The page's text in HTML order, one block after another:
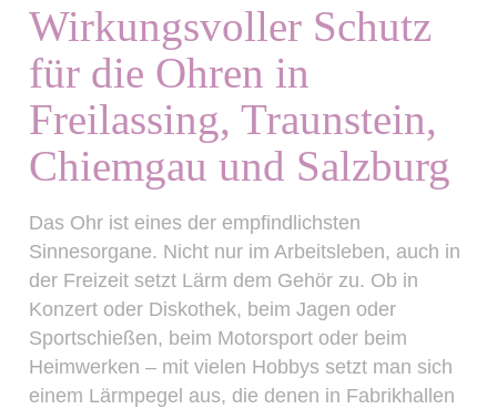
Wirkungsvoller Schutz
für die Ohren in
Freilassing, Traunstein,
Chiemgau und Salzburg
Das Ohr ist eines der empfindlichsten
Sinnesorgane. Nicht nur im Arbeitsleben, auch in
der Freizeit setzt Lärm dem Gehör zu. Ob in
Konzert oder Diskothek, beim Jagen oder
Sportschießen, beim Motorsport oder beim
Heimwerken – mit vielen Hobbys setzt man sich
einem Lärmpegel aus, die denen in Fabrikhallen